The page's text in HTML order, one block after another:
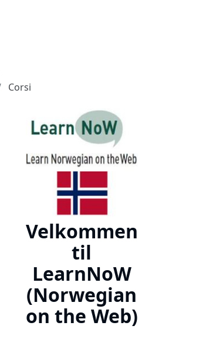
Corsi
Velkommen
til
LearnNoW
(Norwegian
on the Web)